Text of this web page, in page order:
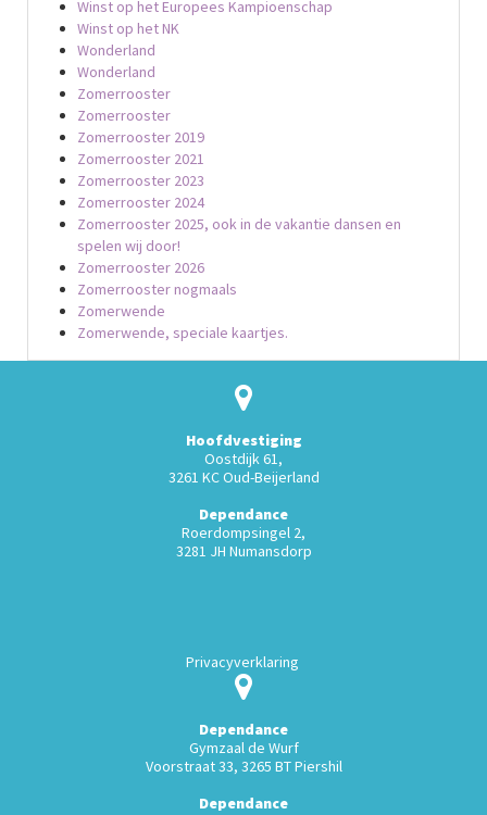
Winst op het Europees Kampioenschap
Winst op het NK
Wonderland
Wonderland
Zomerrooster
Zomerrooster
Zomerrooster 2019
Zomerrooster 2021
Zomerrooster 2023
Zomerrooster 2024
Zomerrooster 2025, ook in de vakantie dansen en
spelen wij door!
Zomerrooster 2026
Zomerrooster nogmaals
Zomerwende
Zomerwende, speciale kaartjes.
Hoofdvestiging
Oostdijk 61,
3261 KC Oud-Beijerland
Dependance
Roerdompsingel 2,
3281 JH Numansdorp
Privacyverklaring
Dependance
Gymzaal de Wurf
Voorstraat 33, 3265 BT Piershil
Dependance